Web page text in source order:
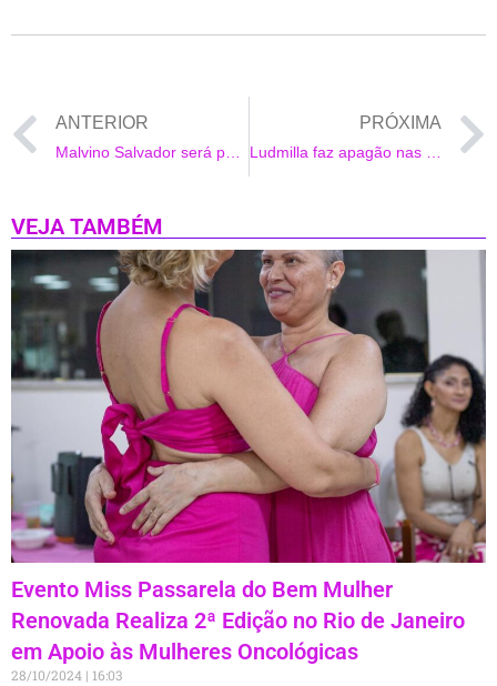
ANTERIOR PRÓXIMA
VEJA TAMBÉM
Evento Miss Passarela do Bem Mulher
Renovada Realiza 2ª Edição no Rio de Janeiro
em Apoio às Mulheres Oncológicas
28/10/2024 16:03